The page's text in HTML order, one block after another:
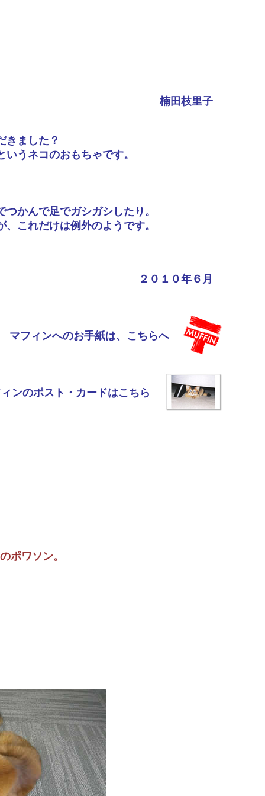
楠田枝里子
きました？
うネコのおもちゃです。
かんで足でガシガシしたり。
これだけは例外のようです。
２０１０年６月
マフィンへのお手紙は、こちらへ
ンのポスト・カードはこちら
ポワソン。